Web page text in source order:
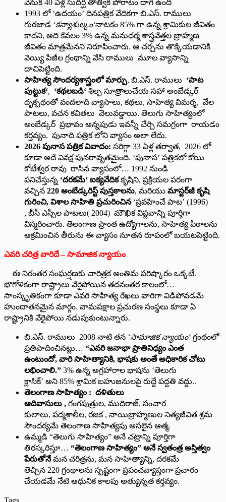
వెనుక 40 ఏళ్ల సుదీర్ఘ తాత్విక పోరాటం దాగి ఉంది
1993 లో ‘ఉదయం’ దినపత్రిక వేదికగా బి.ఎస్. రాములు
గురజాడ ‘కన్యాశుల్కం‘నాటకం 85% గా ఉన్న శ్రామికుల జీవితం
కాదని, అది కేవలం 3% ఉన్న మనుధర్మ శాస్త్రవేత్తల బ్రాహ్మణ
జీవితం మాత్రమేనని నిరూపించారు. ఆ చర్చను తొక్కేయడానికి
వెయ్యి పేజీల గ్రంథాన్ని వేసి రాములు మూల వ్యాసాన్ని
దాచిపెట్టింది.
సాహిత్య సౌందర్యశాస్త్రంలో మార్పు, బి.ఎస్. రాములు ‘పాట
పుట్టుక‘, ‘కథలబడి‘ శిల్ప సూత్రాలుచేయ సహా అంబేడ్కర్
దృక్పథంతో వందలాది వ్యాసాలు, కథలు, సాహిత్య విమర్శ, వేల
పాటలు, వచన కవితలు వెలువడ్డాయి. తెలుగు సాహిత్యంలో
అంబేడ్కర్ ప్రభావం అన్నపుడు ఇవన్నీ చేర్చి సమగ్రంగా రాయడం
కర్తవ్యం. పునాది పత్రిక లోని వ్యాసం అలా లేదు.
2026 పునాస పత్రిక వివాదం: సరిగ్గా 33 ఏళ్ల తర్వాత, 2026 లో
కూడా అదే వివక్ష పునరావృతమైంది. ‘పునాస’ పత్రికలో కోయి
కోటేశ్వర రావు రాసిన వ్యాసంలో… 1992 నుండి
పనిచేస్తున్న ‘దరకమే‘ ఐక్యవేదికకృషిని, ప్రక్రియల పరంగా
వచ్చిన 220 అంబేడ్కరిస్ట్ పుస్తకాలను, మరియు మాస్టర్‌జీ కృషి
గురించి, విశాల సాహితి ప్రచురించిన ‘ప్రవహించే పాట’ (1996)
, బీసీ ఎస్సీల పాటలు( 2004) మౌఖిక విప్లవాన్ని పూర్తిగా
విస్మరించారు. తెలంగాణ ప్రాంత ఉద్యోగాలను, సాహిత్య పీఠాలను
ఆక్రమించిన తీరును ఈ వ్యాసం నూతన రూపంలో బయటపెట్టింది.
ఎవరి చరిత్ర వారిదే–సామాజిక న్యాయం
ఈ నిరంతర సంఘర్షణకు చారిత్రక అంతిమ పరిష్కారం ఒక్కటే.
భౌగోళికంగా రాష్ట్రాలు వేరైపోయిన తదనంతర కాలంలో…
సాంస్కృతికంగా కూడా ఎవరి సాహిత్య రేఖలు వారిగా విడిపోవడమే
హుందాతనమైన మార్గం. వామపక్షాల ప్రచురణ సంస్థలు కూడా ఏ
రాష్ట్రానికి వేరైపోయి నడుపుకుంటున్నారు.
బి.ఎస్. రాములు 2008 నాటి తన ‘సామాజిక న్యాయం‘ గ్రంథంలో
ప్రతిపాదించినట్లు… “ఎవరి జనాభా ప్రాతినిధ్యం ఎంత
ఉంటుందో, వారి సాహిత్యానికి, భాషకు అంతే అధికారిక చోటు
లభించాలి.” 3% ఉన్న అగ్రహారాల భాషను ‘తెలుగు
క్లాసిక్’ అని 85% శ్రామిక బహుజనులపై రుద్దే పద్దతి వద్దు..
తెలంగాణ సాహిత్యం : దళితులు
ఆదివాసులు , గంగపుత్రుల, ముదిరాజ్, సంచార
కులాలు, పద్మశాలీల, రజక , నాయిబ్రాహ్మణుల నిత్యజీవిత శ్రమ
సౌందర్యమే తెలంగాణ సాహిత్యపు అసలైన ఆత్మ.
ఉమ్మడి “తెలుగు సాహిత్యం” అనే చట్రాన్ని పూర్తిగా
తిరస్కరిస్తూ… “తెలంగాణ సాహిత్యం” అనే స్వతంత్ర అస్తిత్వం
పేరుతోనేమన చరిత్రను, మన సాహిత్యాన్ని, దరకమే
తెచ్చిన 220 గ్రంథాలను స్పష్టంగా ప్రపంచవ్యాప్తంగా ప్రచారం
చేయడమే నేటి ఆధునిక కాలపు అత్యున్నత కర్తవ్యం.
Tags